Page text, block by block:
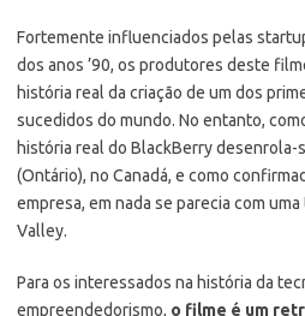
Fortemente influenciados pelas
dos anos ’90, os produtores deste
história real da criação de um dos
sucedidos do mundo. No entanto,
história real do BlackBerry desenrola-
(Ontário), no Canadá, e como
empresa, em nada se parecia com
Valley.
Para os interessados na história da
empreendedorismo, o filme é um